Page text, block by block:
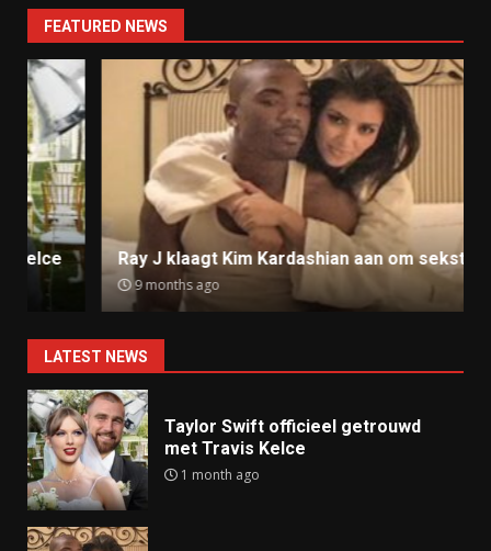
FEATURED NEWS
Ray J klaagt Kim Kardashian aan om sekstape
9 months ago
LATEST NEWS
Taylor Swift officieel getrouwd
met Travis Kelce
1 month ago